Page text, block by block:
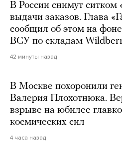
В России снимут ситком
выдачи заказов. Глава
сообщил об этом на
ВСУ по складам
42 минуты назад
В Москве похоронили
Валерия Плохотнюка.
взрыве на юбилее
космических сил
4 часа назад